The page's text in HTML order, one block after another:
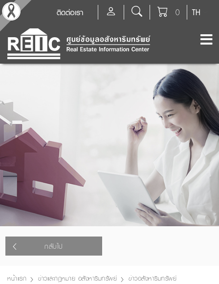
TH
0
ติดต่อเรา
กลับไป
หน้าแรก ข่าวและกฎหมาย อสังหาริมทรัพย์
ข่าวอสังหาริมทรัพย์